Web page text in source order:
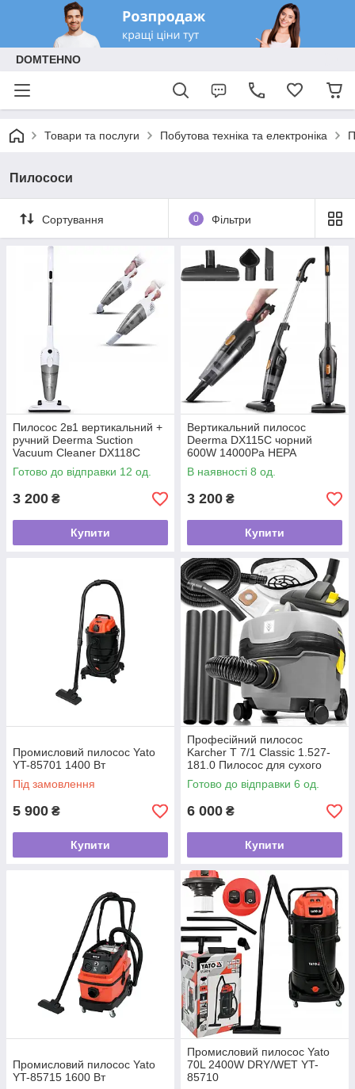
DOMTEHNO
Товари та послуги Побутова техніка та електроніка
Пилососи
Сортування 0 Фільтри
Пилосос 2в1 вертикальний +
ручний Deerma Suction
Vacuum Cleaner DX118C
16000Pa 600W HEPA
Готово до відправки 12 од.
3 200 ₴
Купити
Вертикальний пилосос
Deerma DX115C чорний
600W 14000Pa HEPA
В наявності 8 од.
3 200 ₴
Купити
Промисловий пилосос Yato
YT-85701 1400 Вт
Під замовлення
5 900 ₴
Купити
Професійний пилосос
Karcher T 7/1 Classic 1.527-
181.0 Пилосос для сухого
прибирання
Готово до відправки 6 од.
6 000 ₴
Купити
Промисловий пилосос Yato
YT-85715 1600 Вт
Промисловий пилосос Yato
70L 2400W DRY/WET YT-
85710